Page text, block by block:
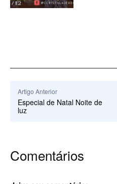
Artigo Anterior
Especial de Natal Noite de
luz
Comentários